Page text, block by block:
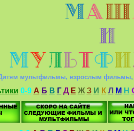
мультфильмы, взрослым фильмы,
0-9 А Б В Г Д Е Ж З И К Л М Н